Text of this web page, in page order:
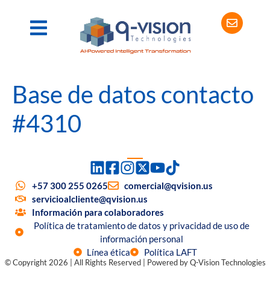
Base de datos contacto
#4310
+57 300 255 0265
comercial@qvision.us
servicioalcliente@qvision.us
Información para colaboradores
Política de tratamiento de datos y privacidad de uso de
información personal
Línea ética
Política LAFT
© Copyright 2026 | All Rights Reserved | Powered by Q-Vision Technologies